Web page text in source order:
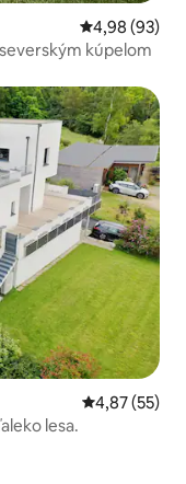
Priemerné
4,98 (93)
kúpelom
Priemerné
4,87 (55)
lesa.